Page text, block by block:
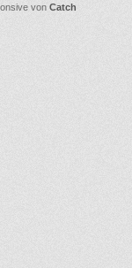
von Catch